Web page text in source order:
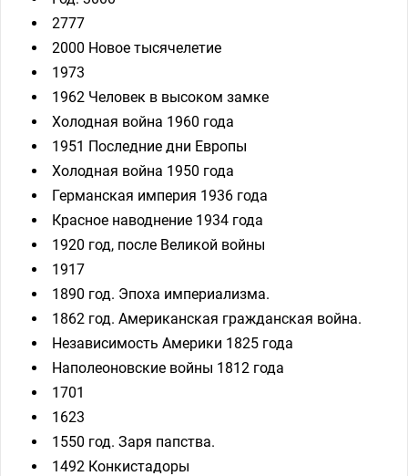
2777
2000 Новое тысячелетие
1973
1962 Человек в высоком замке
Холодная война 1960 года
1951 Последние дни Европы
Холодная война 1950 года
Германская империя 1936 года
Красное наводнение 1934 года
1920 год, после Великой войны
1917
1890 год. Эпоха империализма.
1862 год. Американская гражданская война.
Независимость Америки 1825 года
Наполеоновские войны 1812 года
1701
1623
1550 год. Заря папства.
1492 Конкистадоры